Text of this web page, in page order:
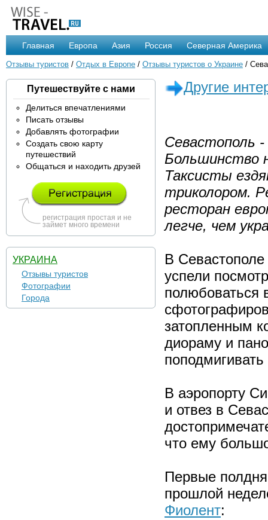
Главная Европа Азия Россия Северная Америка
Отзывы туристов / Отдых в Европе / Отзывы туристов о Украине /
Путешествуйте с нами
Делиться впечатлениями
Писать отзывы
Добавлять фотографии
Создать свою карту
путешествий
Общаться и находить друзей
регистрация простая и не
займет много времени
УКРАИНА
Отзывы туристов
Фотографии
Города
Другие
Севастополь -
Большинство
Таксисты
триколором.
ресторан
легче, чем
В
успели
полюбоваться
затопленным
диораму и
В аэропорту
и отвез в
что ему
Первые
прошлой
Фиолент: